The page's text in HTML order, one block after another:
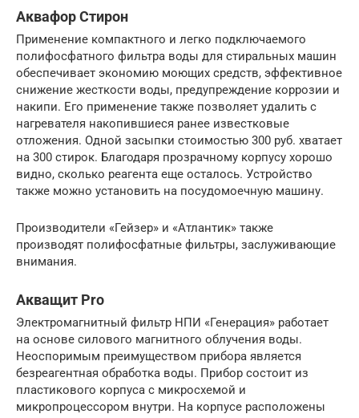
Аквафор Стирон
Применение компактного и легко подключаемого
полифосфатного фильтра воды для стиральных машин
обеспечивает экономию моющих средств, эффективное
снижение жесткости воды, предупреждение коррозии и
накипи. Его применение также позволяет удалить с
нагревателя накопившиеся ранее известковые
отложения. Одной засыпки стоимостью 300 руб. хватает
на 300 стирок. Благодаря прозрачному корпусу хорошо
видно, сколько реагента еще осталось. Устройство
также можно установить на посудомоечную машину.
Производители «Гейзер» и «Атлантик» также
производят полифосфатные фильтры, заслуживающие
внимания.
Акващит Pro
Электромагнитный фильтр НПИ «Генерация» работает
на основе силового магнитного облучения воды.
Неоспоримым преимуществом прибора является
безреагентная обработка воды. Прибор состоит из
пластикового корпуса с микросхемой и
микропроцессором внутри. На корпусе расположены